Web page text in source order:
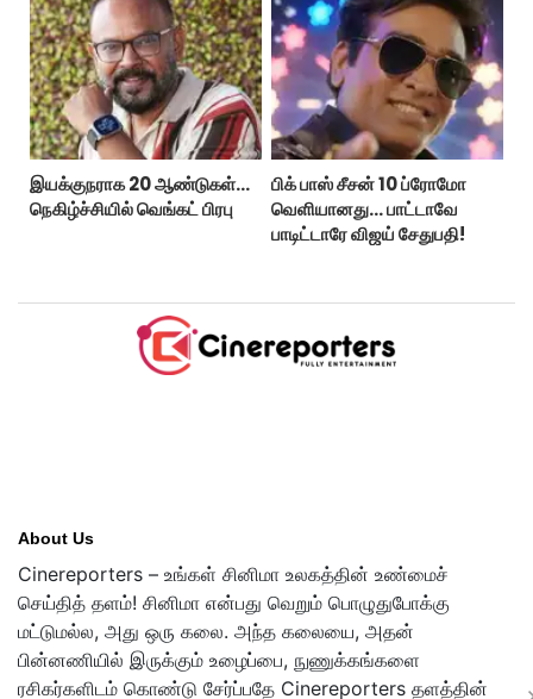
இயக்குநராக 20 ஆண்டுகள்...
நெகிழ்ச்சியில் வெங்கட் பிரபு
பிக் பாஸ் சீசன் 10 ப்ரோமோ
வெளியானது... பாட்டாவே
பாடிட்டாரே விஜய் சேதுபதி!
About Us
Cinereporters – உங்கள் சினிமா உலகத்தின் உண்மைச்
செய்தித் தளம்! சினிமா என்பது வெறும் பொழுதுபோக்கு
மட்டுமல்ல, அது ஒரு கலை. அந்த கலையை, அதன்
பின்னணியில் இருக்கும் உழைப்பை, நுணுக்கங்களை
ரசிகர்களிடம் கொண்டு சேர்ப்பதே Cinereporters தளத்தின்